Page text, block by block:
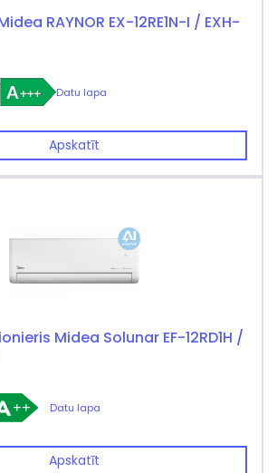
RAYNOR EX-12RE1N-I / EXH-
Datu lapa
Apskatīt
Midea Solunar EF-12RD1H /
Datu lapa
Apskatīt